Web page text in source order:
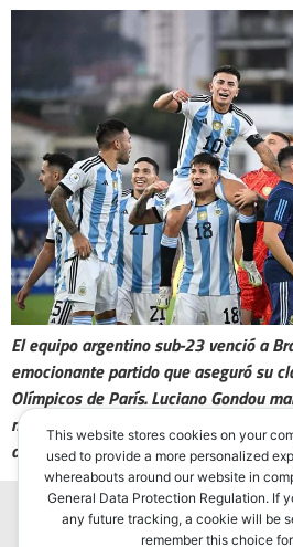
El equipo argentino sub-23 venció a
emocionante partido que aseguró su
Olímpicos de París. Luciano Gondou
mientras que Paraguay se coronó
derrotar a Venezuela 2-0.
This website stores cookies on your
used to provide a more personalized
whereabouts around our website in
General Data Protection Regulation. If
any future tracking, a cookie will be
remember this choice